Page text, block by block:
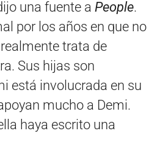
una fuente a People.
por los años en que no
trata de
Sus hijas son
está involucrada en su
mucho a Demi.
haya escrito una